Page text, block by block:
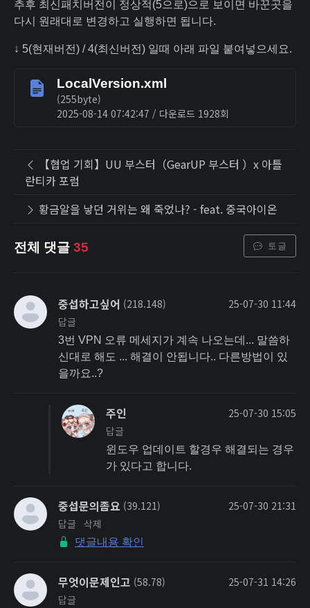
추후 최신패치버전이 정상적(5으로)으로 보이면 바꾼곳을
다시 원래대로 변경하고 실행하면 됩니다.
↓ 5(현재버전) / 4(최신버전) 일때 아래 파일 붙여넣으세요.
LocalVersion.xml
(255byte)
2025-08-14 07:42:47 / 다운로드 1928회
【협업 기회】UU 부스터（GearUP 부스터 ）x 아틀
란티카 포럼
황금알을 낳던 거위는 왜 죽었나? - feat. 중국아이온
전체 댓글 35 토글
중섭하고싶어 (218.148)
25-07-30 11:44
답글
3번 VPN 오류 메세지가 계속 나오는데... 말씀하
신대로 해도 ... 해결이 안됩니다.. 다른방법이 있
을까요..?
주인
25-07-30 15:05
답글
윈도우 업데이트 할경우 해결되는 경우
가 있다고 합니다.
중섭문의좀요 (39.121)
25-07-30 21:31
답글 삭제
댓글내용 확인
무엇이문제인고 (58.78)
25-07-31 14:26
답글